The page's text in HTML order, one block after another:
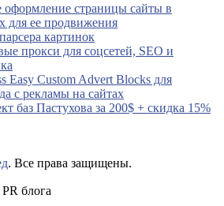
оформление страницы сайты в
для ее продвижения
картинок
прокси для соцсетей, SEO и
Easy Custom Advert Blocks для
с рекламы на сайтах
Пастухова за 200$ + скидка 15%
. Все права защищены.